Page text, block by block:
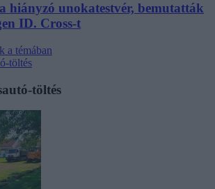
hiányzó unokatestvér, bemutatták
ID. Cross-t
a témában
töltés
töltés